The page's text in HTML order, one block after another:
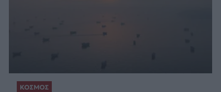
ΚΟΣΜΟΣ